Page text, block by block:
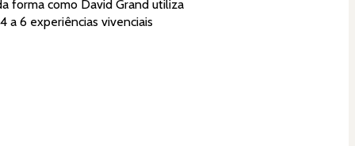
a 6 experiências vivenciais